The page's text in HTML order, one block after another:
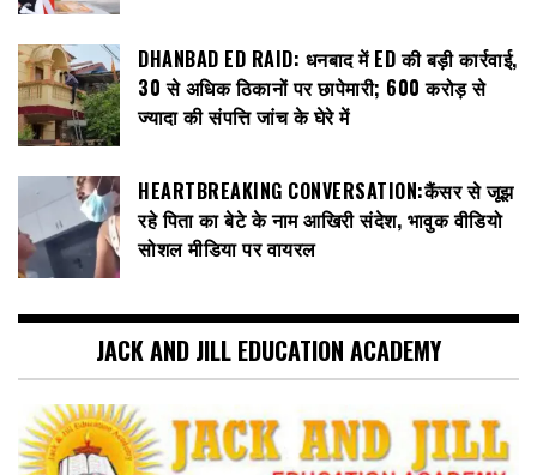
DHANBAD ED RAID: धनबाद में ED की बड़ी कार्रवाई,
30 से अधिक ठिकानों पर छापेमारी; 600 करोड़ से
ज्यादा की संपत्ति जांच के घेरे में
HEARTBREAKING CONVERSATION:कैंसर से जूझ
रहे पिता का बेटे के नाम आखिरी संदेश, भावुक वीडियो
सोशल मीडिया पर वायरल
JACK AND JILL EDUCATION ACADEMY